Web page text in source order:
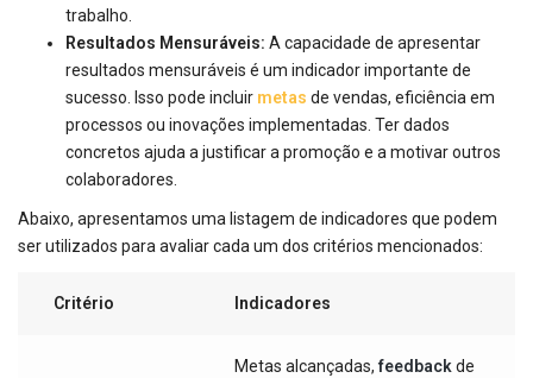
trabalho.
Resultados Mensuráveis: A capacidade de apresentar
resultados mensuráveis é um indicador importante de
sucesso. Isso pode incluir metas de vendas, eficiência em
processos ou inovações implementadas. Ter dados
concretos ajuda a justificar a promoção e a motivar outros
colaboradores.
Abaixo, apresentamos uma listagem de indicadores que podem
ser utilizados para avaliar cada um dos critérios mencionados:
Critério Indicadores
Metas alcançadas,feedbackde